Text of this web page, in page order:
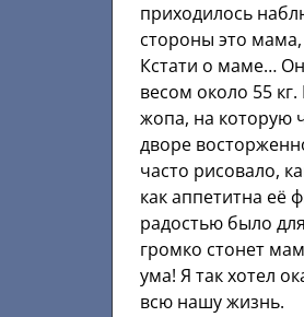
приходилось
стороны это
Кстати о маме…
весом около 55
жопа, на которую
дворе
часто рисовало,
как аппетитна её
радостью было
громко стонет
ума! Я так хотел
всю нашу жизнь.